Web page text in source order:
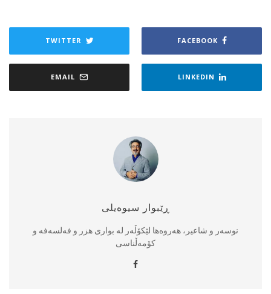
FACEBOOK
TWITTER
LINKEDIN
EMAIL
ڕێبوار سیوەیلی
نوسەر و شاعیر، هەروەها لێکۆڵەر لە بواری هزر و فەلسەفە و
کۆمەڵناسی